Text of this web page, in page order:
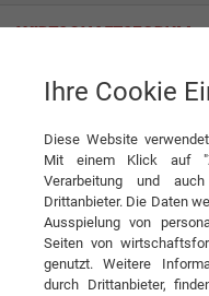
TIMEWARP IT
Interview TIMEWARP IT
DIESEN ARTIKEL
TIMEWARP
Ihre Cookie
Diese Website
Mit einem Klick auf
Verarbeitung und
Drittanbieter. Die Daten
Ausspielung von
Seiten von
genutzt. Weitere
durch Drittanbieter,